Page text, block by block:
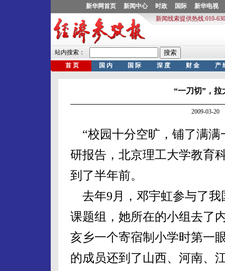
“一刀切”，
2009-03-20
“校园十分空旷，铺了满满
研报告，北京理工大学教育
到了半年前。
去年9月，邓宇虹参与了我
课题组，她所在的小组去了
亥乡一个寄宿制小学时第一
的成员还到了山西、河南、